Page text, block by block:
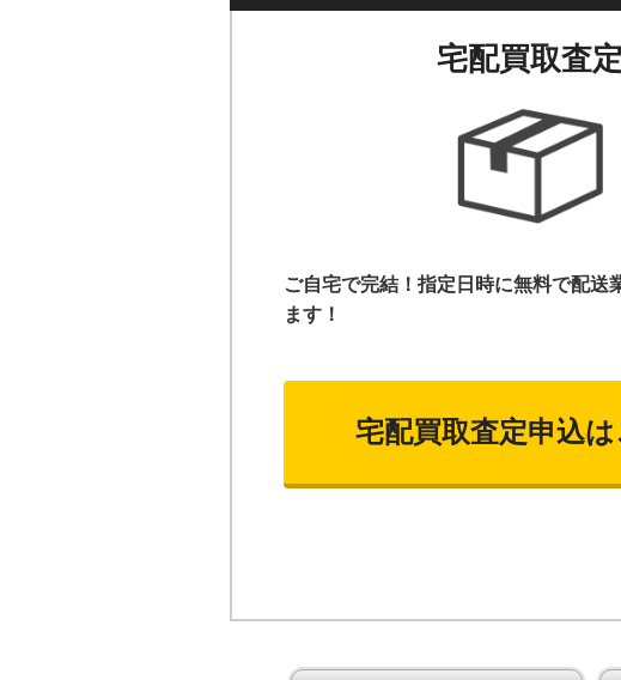
宅配買取査定
ご自宅で完結！指定日時に無料で配送
ます！
宅配買取査定申込